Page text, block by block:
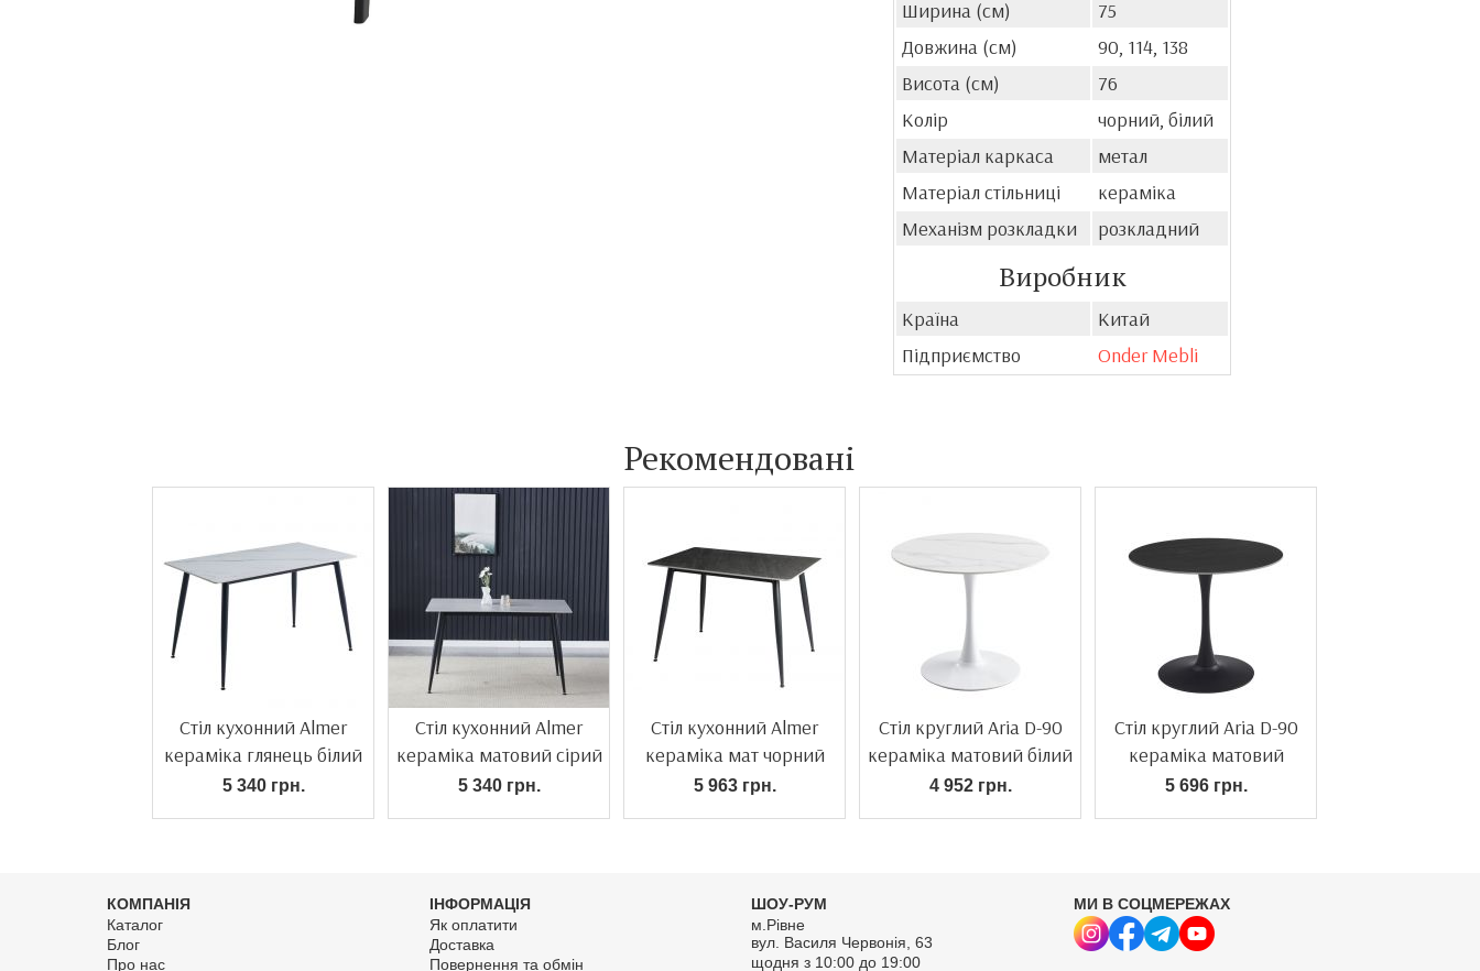
Ширина (см)
75
Довжина (см)
90, 114, 138
Висота (см)
76
Колір
чорний, білий
Матеріал каркаса
метал
Матеріал стільниці
кераміка
Механізм розкладки
розкладний
Виробник
Країна
Китай
Підприємство
Onder Mebli
Рекомендовані
Стіл кухонний Almer
кераміка глянець білий
5 340 грн.
Стіл кухонний Almer
кераміка матовий сірий
5 340 грн.
Стіл кухонний Almer
кераміка мат чорний
5 963 грн.
Стіл круглий Aria D-90
кераміка матовий білий
4 952 грн.
Стіл круглий Aria D-90
кераміка матовий
чорний
5 696 грн.
КОМПАНІЯ
Каталог
Блог
Про нас
ІНФОРМАЦІЯ
Як оплатити
Доставка
Повернення та обмін
ШОУ-РУМ
м.Рівне
вул. Василя Червонія, 63
щодня з 10:00 до 19:00
МИ В СОЦМЕРЕЖАХ